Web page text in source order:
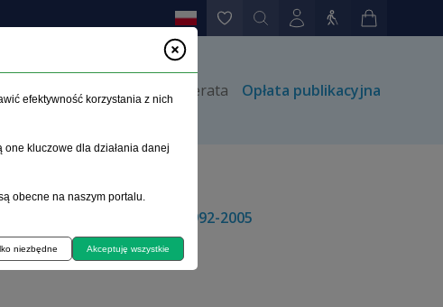
Kontakt Prenumerata Opłata publikacyjna
i opiekuńczych w latach 1992-2005
efektywność korzystania z nich
kluczowe dla działania danej
obecne na naszym portalu.
niezbędne Akceptuję wszystkie